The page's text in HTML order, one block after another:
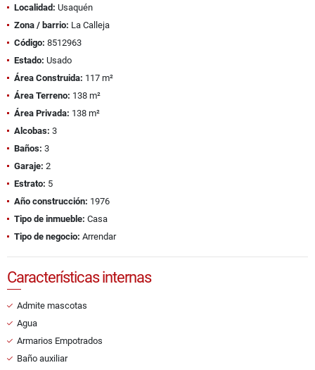
Localidad: Usaquén
Zona / barrio: La Calleja
Código: 8512963
Estado: Usado
Área Construida: 117 m²
Área Terreno: 138 m²
Área Privada: 138 m²
Alcobas: 3
Baños: 3
Garaje: 2
Estrato: 5
Año construcción: 1976
Tipo de inmueble: Casa
Tipo de negocio: Arrendar
Características internas
Admite mascotas
Agua
Armarios Empotrados
Baño auxiliar